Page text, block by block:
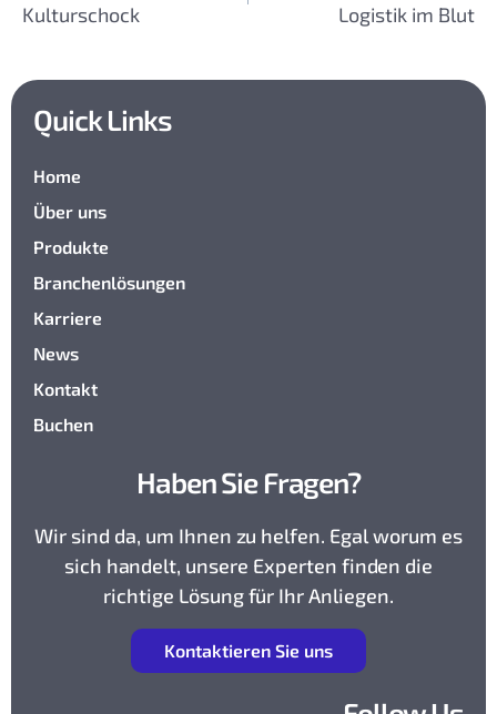
Kulturschock
Logistik im Blut
Quick Links
Home
Über uns
Produkte
Branchenlösungen
Karriere
News
Kontakt
Buchen
Haben Sie Fragen?
Wir sind da, um Ihnen zu helfen. Egal worum es
sich handelt, unsere Experten finden die
richtige Lösung für Ihr Anliegen.
Kontaktieren Sie uns